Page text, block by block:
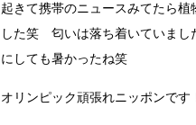
起きて携帯のニュースみてたら
した笑 匂いは落ち着いていまし
にしても暑かったね笑
オリンピック頑張れニッポンです